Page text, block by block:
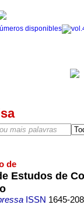
de
Estudos de
ISSN 1645-